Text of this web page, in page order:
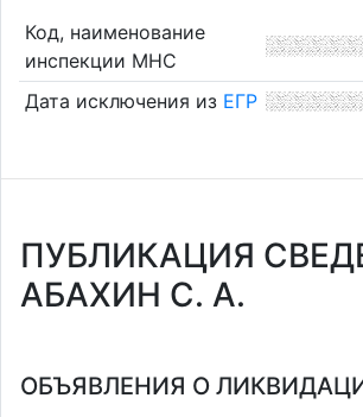
Код, наименование
инспекции МНС
Дата исключения из ЕГР
ПУБЛИКАЦИЯ
АБАХИН С. А.
ОБЪЯВЛЕНИЯ О